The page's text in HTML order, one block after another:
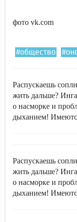
фото vk.com
#общество
Распускаешь
жить дальше?
о насморке и
дыханием!
Распускаешь
жить дальше?
о насморке и
дыханием!